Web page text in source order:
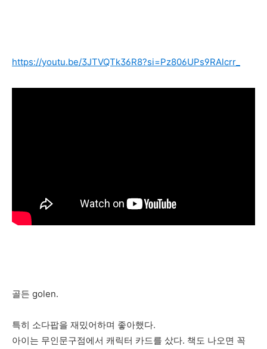
https://youtu.be/3JTVQTk36R8?si=Pz806UPs9RAlcrr_
골든 golen.
특히 소다팝을 재밌어하며 좋아했다.
아이는 무인문구점에서 캐릭터 카드를 샀다. 책도 나오면 꼭